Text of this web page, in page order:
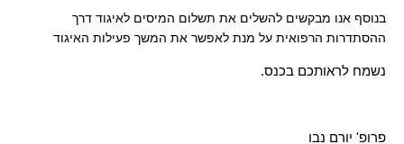
בנוסף אנו מבקשים להשלים את תשלום המיסים לאיגוד דרך
ההסתדרות הרפואית על מנת לאפשר את המשך פעילות האיגוד
נשמח לראותכם בכנס.
פרופ' יורם נבו